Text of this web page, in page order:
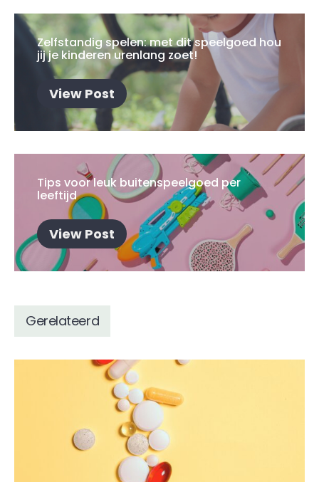
Zelfstandig spelen: met dit speelgoed hou
jij je kinderen urenlang zoet!
View Post
Tips voor leuk buitenspeelgoed per
leeftijd
View Post
Gerelateerd